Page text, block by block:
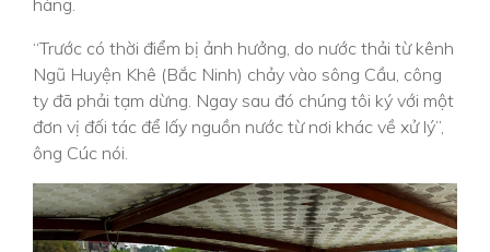
“Trước có thời điểm bị ảnh hưởng, do nước thải từ kênh
Ngũ Huyện Khê (Bắc Ninh) chảy vào sông Cầu, công
ty đã phải tạm dừng. Ngay sau đó chúng tôi ký với một
đơn vị đối tác để lấy nguồn nước từ nơi khác về xử lý”,
ông Cúc nói.